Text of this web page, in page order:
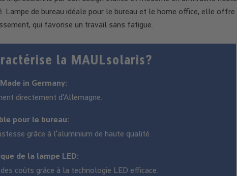
Lampe de bureau idéale pour le bureau et le home office, elle offre
qui favorise un travail sans fatigue.
la MAULsolaris?
in Germany:
directement d'Allemagne.
pour le bureau:
grâce à l'aluminium de haute qualité.
de la lampe LED:
coûts grâce à la technologie LED efficace.